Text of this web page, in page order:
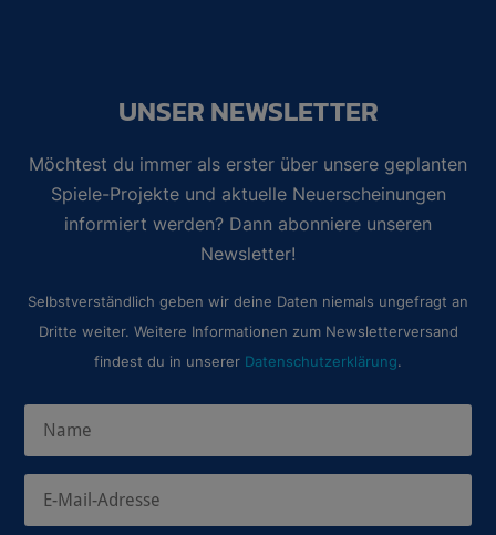
UNSER NEWSLETTER
Möchtest du immer als erster über unsere geplanten
Spiele-Projekte und aktuelle Neuerscheinungen
informiert werden? Dann abonniere unseren
Newsletter!
Selbstverständlich geben wir deine Daten niemals ungefragt an
Dritte weiter. Weitere Informationen zum Newsletterversand
findest du in unserer Datenschutzerklärung.